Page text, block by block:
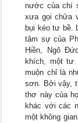
nước của chí
xưa gọi chửa
bụi kéo tư bề.
tâm sự của
Hiền, Ngô
khích, một
muộn chỉ là
sơn. Bởi vậy,
thơ này của
khác với các
một không